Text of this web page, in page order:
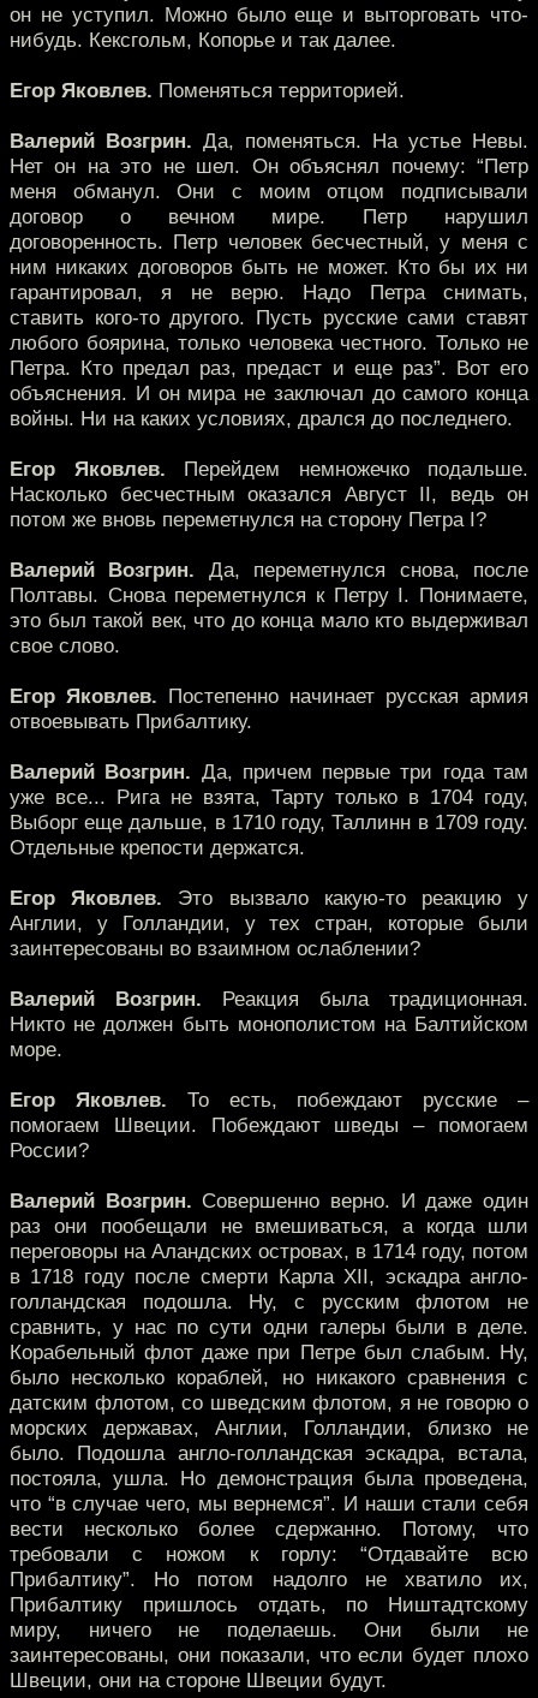
он не уступил. Можно было еще и выторговать что-
нибудь. Кексгольм, Копорье и так далее.
Егор Яковлев. Поменяться территорией.
Валерий Возгрин. Да, поменяться. На устье Невы.
Нет он на это не шел. Он объяснял почему: “Петр
меня обманул. Они с моим отцом подписывали
договор о вечном мире. Петр нарушил
договоренность. Петр человек бесчестный, у меня с
ним никаких договоров быть не может. Кто бы их ни
гарантировал, я не верю. Надо Петра снимать,
ставить кого-то другого. Пусть русские сами ставят
любого боярина, только человека честного. Только не
Петра. Кто предал раз, предаст и еще раз”. Вот его
объяснения. И он мира не заключал до самого конца
войны. Ни на каких условиях, дрался до последнего.
Егор Яковлев. Перейдем немножечко подальше.
Насколько бесчестным оказался Август II, ведь он
потом же вновь переметнулся на сторону Петра I?
Валерий Возгрин. Да, переметнулся снова, после
Полтавы. Снова переметнулся к Петру I. Понимаете,
это был такой век, что до конца мало кто выдерживал
свое слово.
Егор Яковлев. Постепенно начинает русская армия
отвоевывать Прибалтику.
Валерий Возгрин. Да, причем первые три года там
уже все... Рига не взята, Тарту только в 1704 году,
Выборг еще дальше, в 1710 году, Таллинн в 1709 году.
Отдельные крепости держатся.
Егор Яковлев. Это вызвало какую-то реакцию у
Англии, у Голландии, у тех стран, которые были
заинтересованы во взаимном ослаблении?
Валерий Возгрин. Реакция была традиционная.
Никто не должен быть монополистом на Балтийском
море.
Егор Яковлев. То есть, побеждают русские –
помогаем Швеции. Побеждают шведы – помогаем
России?
Валерий Возгрин. Совершенно верно. И даже один
раз они пообещали не вмешиваться, а когда шли
переговоры на Аландских островах, в 1714 году, потом
в 1718 году после смерти Карла XII, эскадра англо-
голландская подошла. Ну, с русским флотом не
сравнить, у нас по сути одни галеры были в деле.
Корабельный флот даже при Петре был слабым. Ну,
было несколько кораблей, но никакого сравнения с
датским флотом, со шведским флотом, я не говорю о
морских державах, Англии, Голландии, близко не
было. Подошла англо-голландская эскадра, встала,
постояла, ушла. Но демонстрация была проведена,
что “в случае чего, мы вернемся”. И наши стали себя
вести несколько более сдержанно. Потому, что
требовали с ножом к горлу: “Отдавайте всю
Прибалтику”. Но потом надолго не хватило их,
Прибалтику пришлось отдать, по Ништадтскому
миру, ничего не поделаешь. Они были не
заинтересованы, они показали, что если будет плохо
Швеции, они на стороне Швеции будут.